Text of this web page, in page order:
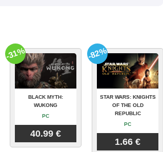
BLACK MYTH:
WUKONG
PC
40.99 €
-31%
STAR WARS: KNIGHTS
OF THE OLD
REPUBLIC
PC
1.66 €
-82%